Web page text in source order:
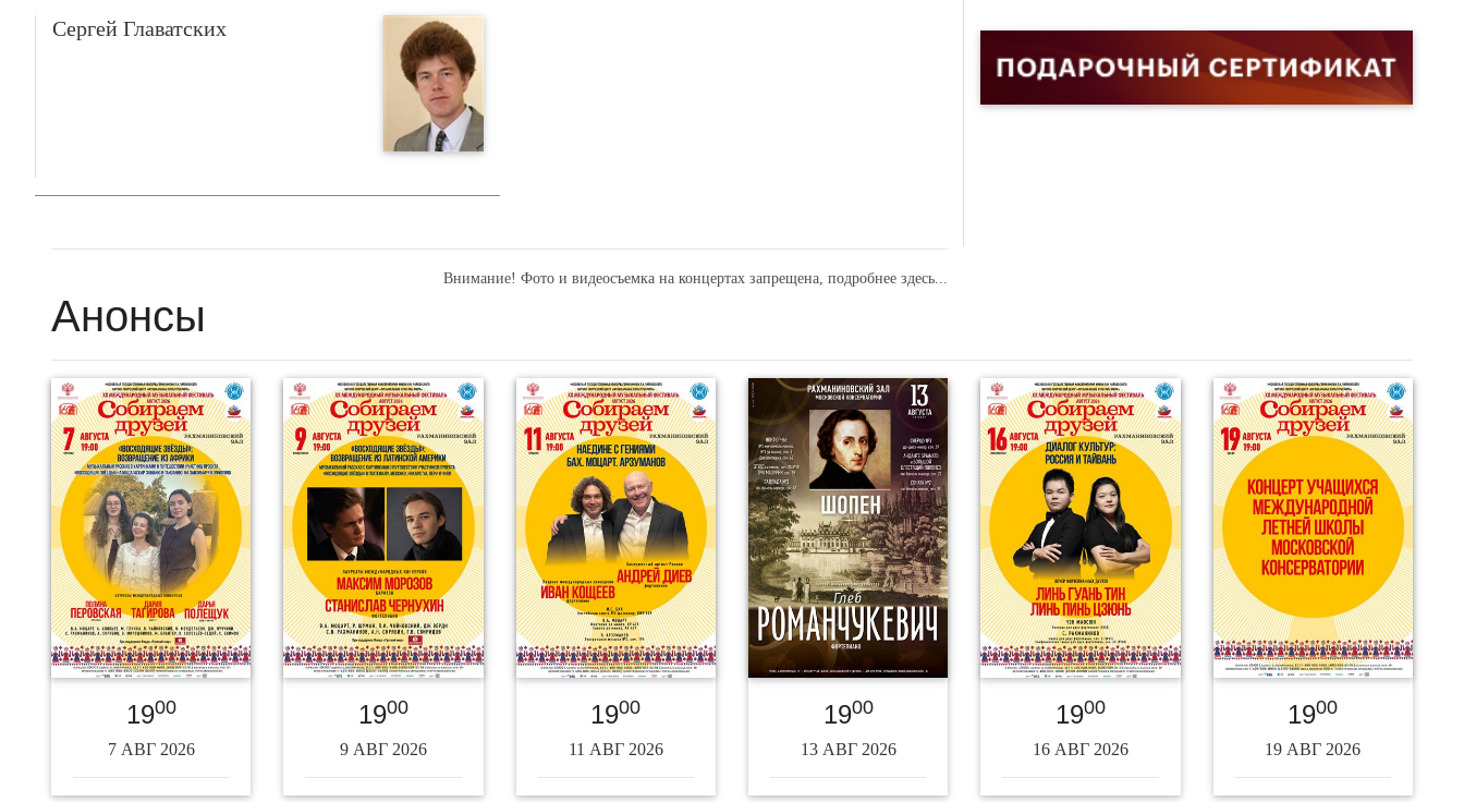
Сергей Главатских
Внимание! Фото и видеосъемка на концертах запрещена,подробнее здесь...
Анонсы
1900
7 АВГ 2026
1900
9 АВГ 2026
1900
11 АВГ 2026
1900
13 АВГ 2026
1900
16 АВГ 2026
1900
19 АВГ 2026